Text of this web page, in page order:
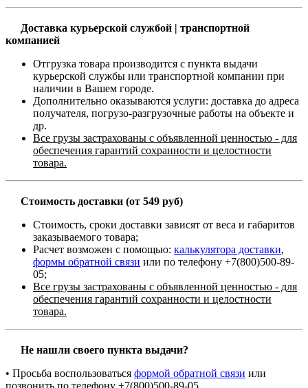
Доставка курьерской службой | транспортной
компанией
Отгрузка товара производится с пункта выдачи
курьерской службы или транспортной компании при
наличии в Вашем городе.
Дополнительно оказываются услуги: доставка до адреса
получателя, погрузо-разгрузочные работы на объекте и
др.
Все грузы застрахованы с объявленной ценностью - для
обеспечения гарантий сохранности и целостности
товара.
Стоимость доставки (от 549 руб)
Стоимость, сроки доставки зависят от веса и габаритов
заказываемого товара;
Расчет возможен с помощью: калькулятора доставки,
формы обратной связи или по телефону +7(800)500-89-
05;
Все грузы застрахованы с объявленной ценностью - для
обеспечения гарантий сохранности и целостности
товара.
Не нашли своего пункта выдачи?
• Просьба воспользоваться формой обратной связи или
позвонить по телефону +7(800)500-89-05.